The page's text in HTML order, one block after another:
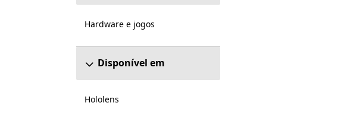
Hardware e jogos
Disponível em
Hololens